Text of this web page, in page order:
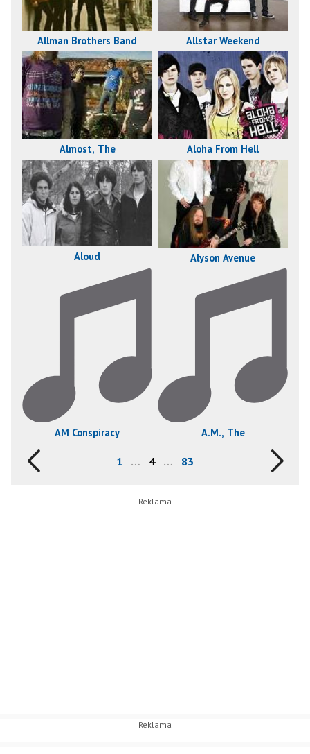
Allman Brothers Band Allstar Weekend
Almost, The Aloha From Hell
Aloud Alyson Avenue
AM Conspiracy A.M., The
1 … 4 … 83